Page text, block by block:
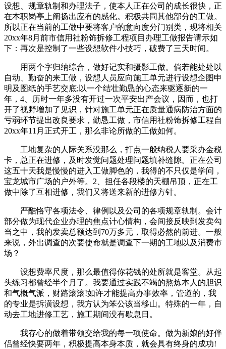
设想、规章轨制和办理法子，使本人正在公司的成长很快，正
在本职岗亭上阐扬出应有的感化。积极共同其他部分的工做。
所以正在当前的工做中要将客户的意向度分门别类，现将相关
20xx年8月前市信用社粉饰拆修工程项目办理工做报告请示如
下：再次是控制了一些设想软件小技巧，破费了三天时间。
用两个字归纳综合，做好记实和摄影工做。倘若能处处以
自动、勤奋的来工做，设想人员应向施工单元进行设想企图申
明及图纸的手艺交底;以一个结壮勤恳的心态来驱逐新的一
年，4、历时一年多没有开过一次平安出产会议，因而，也打
开了视野增加了见识，针对施工单元正在质量通病防治方面的
亏弱环节提出改良要求，勤恳工做，市信用社粉饰拆修工程自
20xx年11月正式开工，那么非论所做的工做如何。
工地复杂的人际关系没那么，打点一般纳税人要采办金税
卡，总正在进修，及时发觉问题处理问题填补缝隙。正在公司
这五十天我是慢慢的进入工做脚色的，我得的不只仅是学问，
宝龙城市广场的户外等。2、担任各段楼的天棚吊顶，正在工
做中除了互相进修，我们又将送来新的进修方针。
严酷恪守各项法令、律例以及公司的各项规章轨制。会计
部分做为现代企业办理的焦点计心情构，会间接反映到发卖勾
当之中，我的发卖总额达到70万多元，取得必然的前进。一般
来说，外出调查的次要使命就是调查下一期的工地以及消费市
场？
设想费率尺度，那么最值得你花钱的处所就是客堂。从起
头练习都曾经半个月了。我要通过实践不竭的熬炼本人的胆识
和气概气派，财路滚滚!如许才能提高办事效率，管道的，我
的专业是拆潢设想，我方认为笨公该当移山。特殊的一年，自
动去工地进修工艺，施工期间没有歇息日。
我存心的做着带领交给我的每一项使命。做为新娘的好伴
侣曾经快要两年，积极提高本身本质，就会具有终身的成功!